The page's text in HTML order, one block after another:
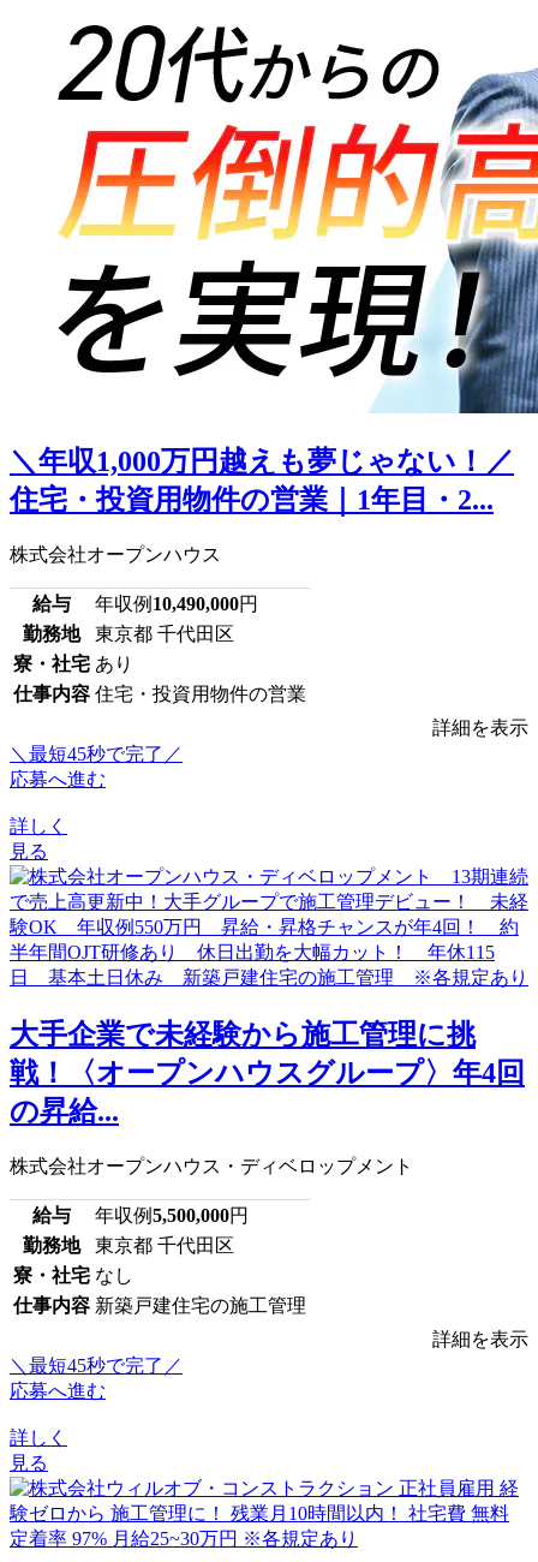
＼年収1,000万円越えも夢じゃない！／
住宅・投資用物件の営業｜1年目・2...
株式会社オープンハウス
給与 年収例 10,490,000円
勤務地
東京都 千代田区
寮・社宅 あり
仕事内容 住宅・投資用物件の営業
詳細を表示
＼最短45秒で完了／
応募へ進む
詳しく
見る
大手企業で未経験から施工管理に挑
戦！〈オープンハウスグループ〉年4回
の昇給...
株式会社オープンハウス・ディベロップメント
給与 年収例5,500,000円
勤務地
東京都 千代田区
寮・社宅 なし
仕事内容 新築戸建住宅の施工管理
詳細を表示
＼最短45秒で完了／
応募へ進む
詳しく
見る